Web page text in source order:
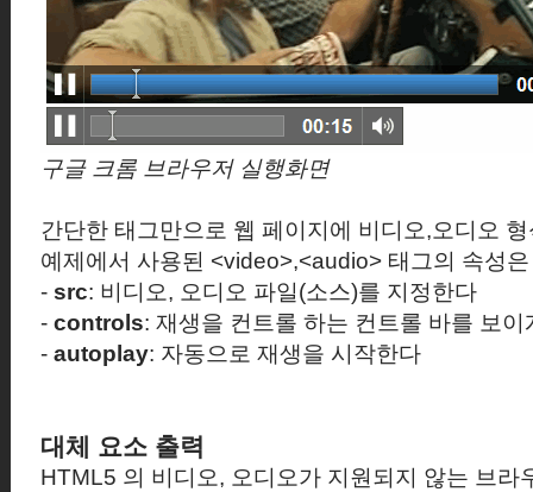
구글 크롬 브라우저 실행화면
간단한 태그만으로 웹 페이지에 비디오,오디오
예제에서 사용된 <video>,<audio> 태그의 속성
- src: 비디오, 오디오 파일(소스)를 지정한다
- controls: 재생을 컨트롤 하는 컨트롤 바를 보이
- autoplay: 자동으로 재생을 시작한다
대체 요소 출력
HTML5 의 비디오, 오디오가 지원되지 않는 브라